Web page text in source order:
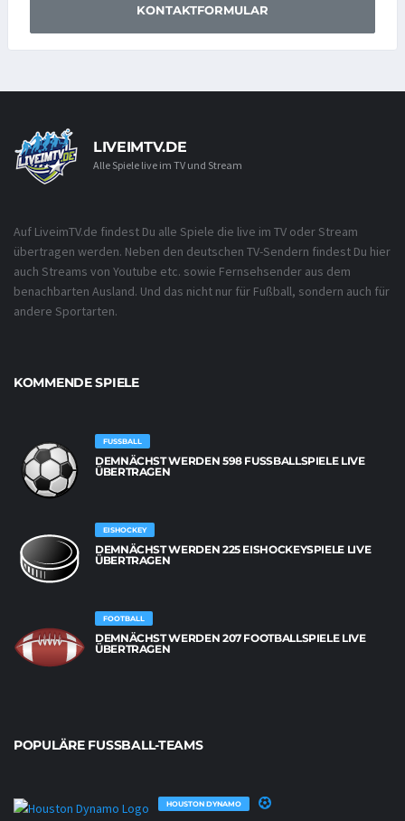
KONTAKTFORMULAR
LIVEIMTV.DE
Alle Spiele live im TV und Stream
Auf LiveimTV.de findest Du alle Spiele die live im TV oder Stream
übertragen werden. Neben den deutschen TV-Sendern findest Du hier
auch Streams von Youtube etc. sowie Fernsehsender aus dem
benachbarten Ausland. Und das nicht nur für Fußball, sondern auch für
andere Sportarten.
KOMMENDE SPIELE
FUSSBALL
DEMNÄCHST WERDEN 598 FUSSBALLSPIELE LIVE Ü
BERTRAGEN
EISHOCKEY
DEMNÄCHST WERDEN 225 EISHOCKEYSPIELE LIVE
ÜBERTRAGEN
FOOTBALL
DEMNÄCHST WERDEN 207 FOOTBALLSPIELE LIVE
ÜBERTRAGEN
POPULÄRE FUSSBALL-TEAMS
HOUSTON DYNAMO